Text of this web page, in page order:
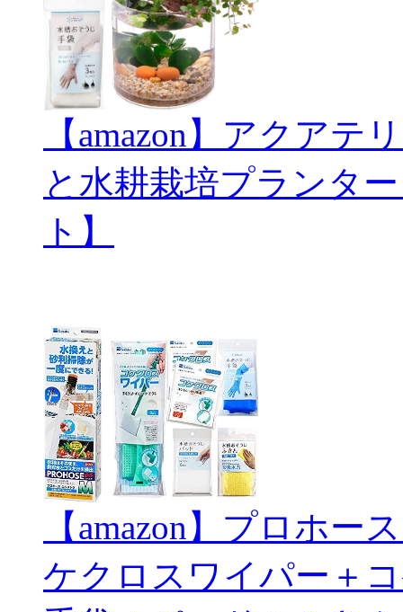
【amazon】アクアテ
と水耕栽培プランタ
ト】
【amazon】プロホ
ケクロスワイパー＋